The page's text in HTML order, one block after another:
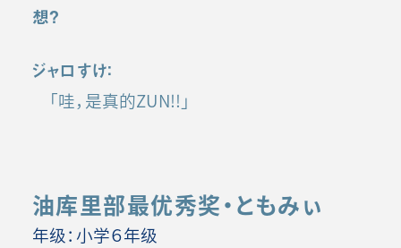
想？
ジャロすけ：
「哇，是真的ZUN!!」
油库里部最优秀奖・ともみぃ
年级：小学６年级